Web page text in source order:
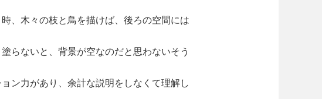
、木々の枝と鳥を描けば、後ろの空間には
らないと、背景が空なのだと思わないそう
ン力があり、余計な説明をしなくて理解し